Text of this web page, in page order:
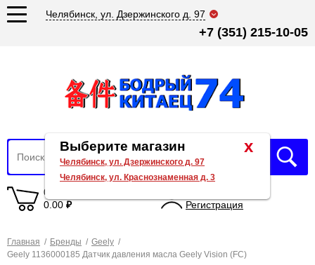
Челябинск, ул. Дзержинского д. 97
+7 (351) 215-10-05
0 товаров
0.00 ₽
Регистрация
Главная / Бренды / Geely /
Geely 1136000185 Датчик давления масла Geely Vision (FC)
x
Выберите магазин
Челябинск, ул. Дзержинского д. 97
Челябинск, ул. Краснознаменная д. 3